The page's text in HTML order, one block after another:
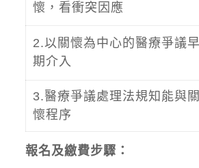
懷，看衝突因應
2.以關懷為中心的醫療爭議早
期介入
3.醫療爭議處理法規知能與關
懷程序
報名及繳費步驟：